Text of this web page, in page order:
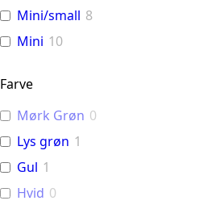
Mini/small 8
Mini 10
Farve
Mørk Grøn 0
Lys grøn 1
Gul 1
Hvid 0